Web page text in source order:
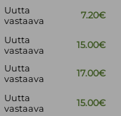
Uutta
vastaava
7.20€
Uutta
vastaava
15.00€
Uutta
vastaava
17.00€
Uutta
vastaava
15.00€